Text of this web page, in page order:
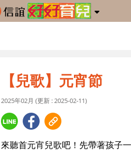
【兒歌】元宵節
2025年02月 (更新 : 2025-02-11)
來聽首元宵兒歌吧！先帶著孩子